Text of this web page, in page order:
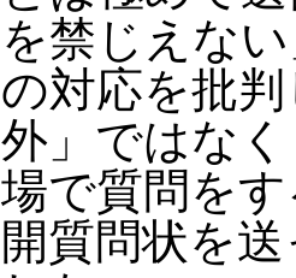
を禁じえな
の対応を批
外」ではな
場で質問を
開質問状を